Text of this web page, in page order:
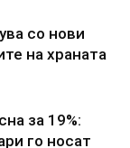
со нови
на храната
за 19%:
го носат